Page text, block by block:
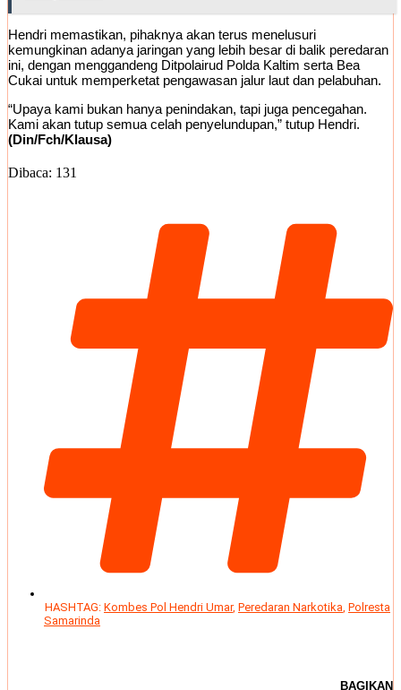
Hendri memastikan, pihaknya akan terus menelusuri
kemungkinan adanya jaringan yang lebih besar di balik peredaran
ini, dengan menggandeng Ditpolairud Polda Kaltim serta Bea
Cukai untuk memperketat pengawasan jalur laut dan pelabuhan.
“Upaya kami bukan hanya penindakan, tapi juga pencegahan.
Kami akan tutup semua celah penyelundupan,” tutup Hendri.
(Din/Fch/Klausa)
Dibaca: 131
HASHTAG: Kombes Pol Hendri Umar, Peredaran Narkotika, Polresta
Samarinda
BAGIKAN